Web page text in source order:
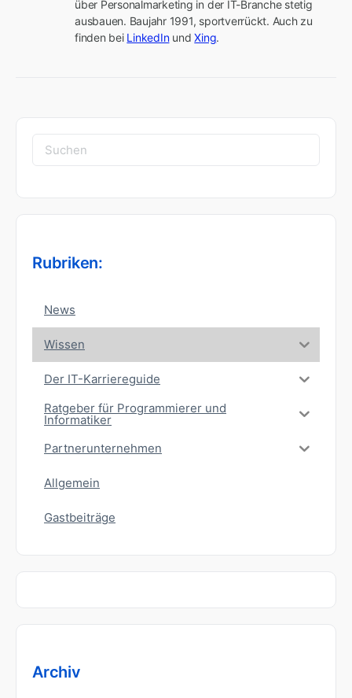
über Personalmarketing in der IT-Branche stetig
ausbauen. Baujahr 1991, sportverrückt. Auch zu
finden bei LinkedIn und Xing.
Suchen
nach:
Rubriken:
News
Wissen
Der IT-Karriereguide
Ratgeber für Programmierer und
Informatiker
Partnerunternehmen
Allgemein
Gastbeiträge
Archiv